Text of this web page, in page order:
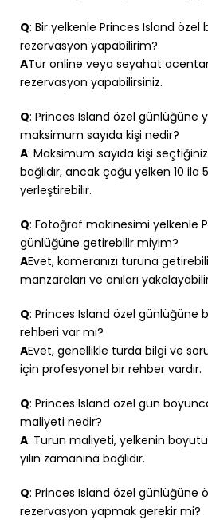
Q: Bir yelkenle Princes Island özel
rezervasyon yapabilirim?
ATur online veya seyahat
rezervasyon yapabilirsiniz.
Q: Princes Island özel günlüğüne
maksimum sayıda kişi nedir?
A: Maksimum sayıda kişi
bağlıdır, ancak çoğu yelken 10 ila
yerleştirebilir.
Q: Fotoğraf makinesimi yelkenle
günlüğüne getirebilir miyim?
AEvet, kameranızı turuna
manzaraları ve anıları
Q: Princes Island özel günlüğüne
rehberi var mı?
AEvet, genellikle turda bilgi ve
için profesyonel bir rehber vardır.
Q: Princes Island özel gün
maliyeti nedir?
A: Turun maliyeti, yelkenin
yılın zamanına bağlıdır.
Q: Princes Island özel günlüğüne
rezervasyon yapmak gerekir mi?